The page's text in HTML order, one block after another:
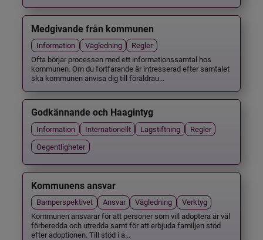
Medgivande från kommunen
Information Vägledning
Regler
Ofta börjar processen med ett informationssamtal hos
kommunen. Om du fortfarande är intresserad efter samtalet
ska kommunen anvisa dig till föräldrau...
Godkännande och Haagintyg
Information Internationellt Lagstiftning
Regler
Oegentligheter
Kommunens ansvar
Barnperspektivet Ansvar Vägledning
Verktyg
Kommunen ansvarar för att personer som vill adoptera är väl
förberedda och utredda samt för att erbjuda familjen stöd
efter adoptionen. Till stöd i a...